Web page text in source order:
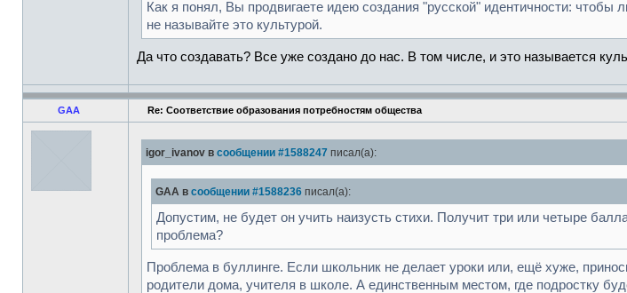
Как я понял, Вы продвигаете идею создания "русской" идентичности: чтобы
не называйте это культурой.
Да что создавать? Все уже создано до нас. В том числе, и это называется
GAA Re: Соответствие образования потребностям общества
igor_ivanov в сообщении #1588247 писал(а):
GAA в сообщении #1588236 писал(а):
Допустим, не будет он учить наизусть стихи. Получит три или четыре
проблема?
Проблема в буллинге. Если школьник не делает уроки или, ещё хуже,
родители дома, учителя в школе. А единственным местом, где подростку